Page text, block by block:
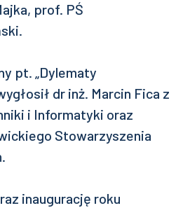
prof. PŚ
pt. „Dylematy
dr inż. Marcin Fica z
i Informatyki oraz
Stowarzyszenia
inaugurację roku